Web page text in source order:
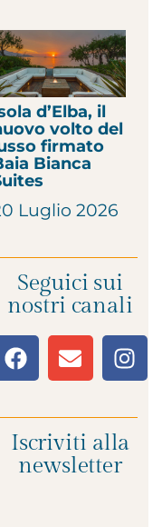
d’Elba, il
volto del
firmato
Bianca
Luglio 2026
Seguici sui
nostri canali
Iscriviti alla
newsletter